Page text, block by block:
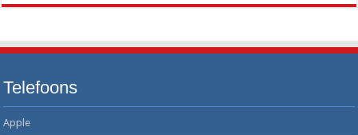
Telefoons
Apple